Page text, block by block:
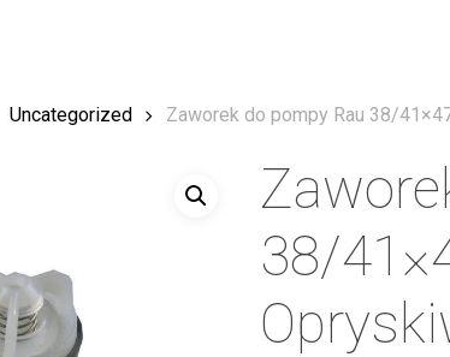
Uncategorized Zaworek do pompy Rau 38/
38/